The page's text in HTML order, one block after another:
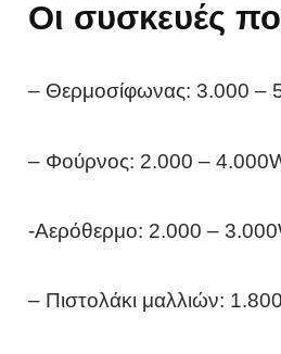
Οι συσκευές
– Θερμοσίφωνας: 3.000 –
– Φούρνος: 2.000 –
-Αερόθερμο: 2.000 –
– Πιστολάκι μαλλιών: